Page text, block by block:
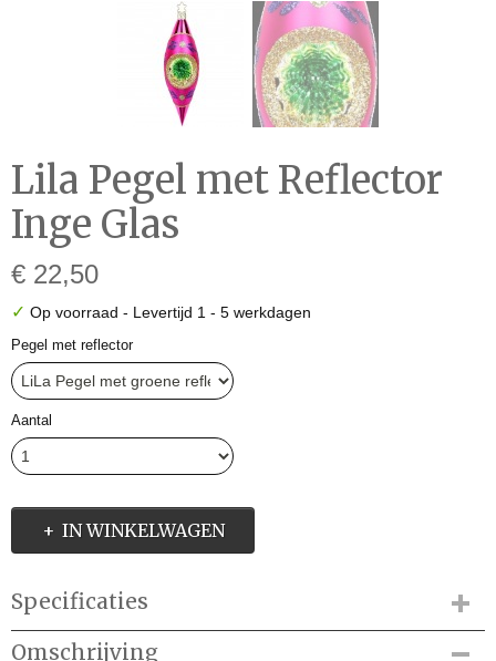
Lila Pegel met Reflector
Inge Glas
€ 22,50
✓ Op voorraad - Levertijd 1 - 5 werkdagen
Pegel met reflector
Aantal
IN WINKELWAGEN
Specificaties
Productcode
Omschrijving